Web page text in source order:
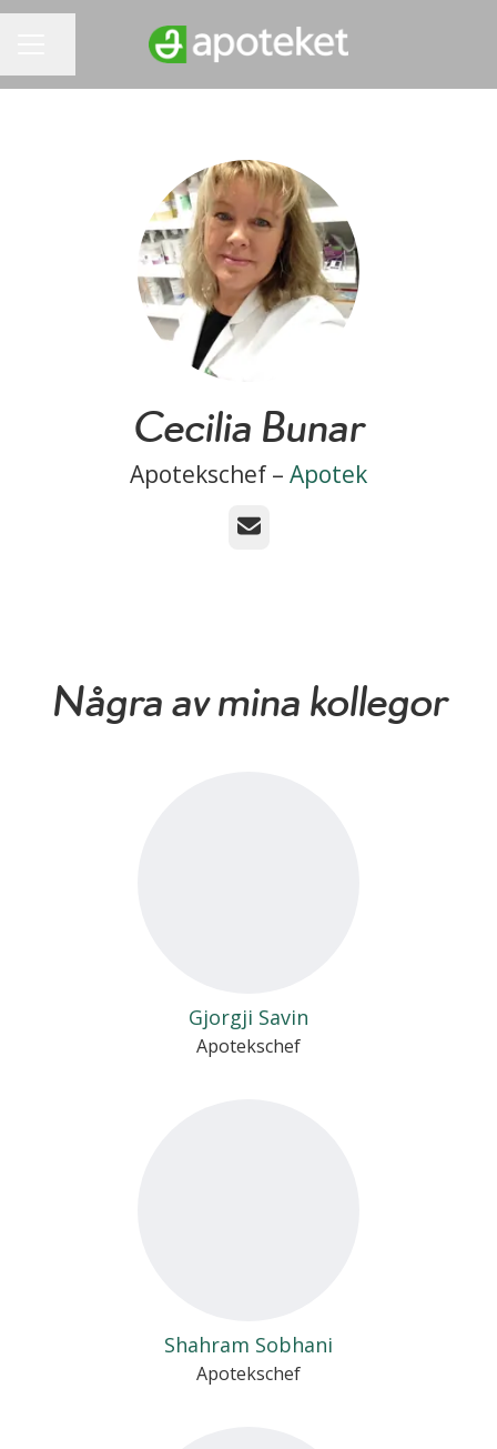
Cecilia Bunar
Apotekschef – Apotek
E-post
Några av mina kollegor
Gjorgji Savin
Apotekschef
Shahram Sobhani
Apotekschef